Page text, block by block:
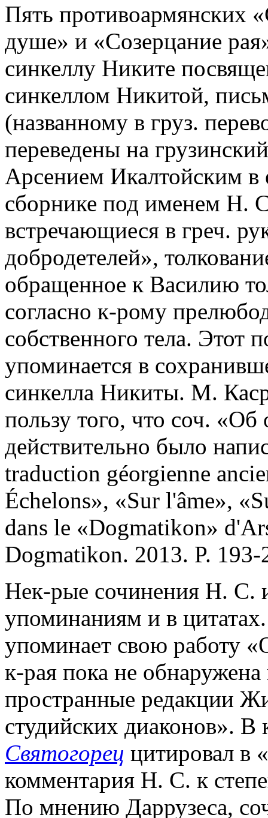
Пять противоармянских
душе» и «Созерцание
синкеллу Никите
синкеллом Никитой,
(названному в груз.
переведены на
Арсением Икалтойским
сборнике под именем Н.
встречающиеся в греч.
добродетелей»,
обращенное к Василию
согласно к-рому
собственного тела. Этот
упоминается в
синкелла Никиты. М.
пользу того, что соч. «Об
действительно было
traduction géorgienne
Échelons», «Sur l'âme»,
dans le «Dogmatikon»
Dogmatikon. 2013. P. 193-
Нек-рые сочинения Н. С.
упоминаниям и в
упоминает свою работу
к-рая пока не
пространные редакции
студийских диаконов».
Святогорец цитировал в
комментария Н. С. к
По мнению Даррузеса,